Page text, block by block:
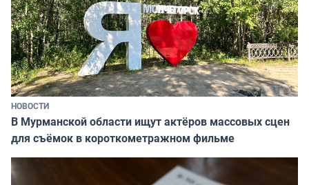
НОВОСТИ
В Мурманской области ищут актёров массовых сцен
для съёмок в короткометражном фильме